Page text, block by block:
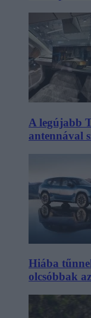
A legújabb
antennával
Hiába
olcsóbbak